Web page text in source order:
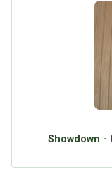
Showdown -